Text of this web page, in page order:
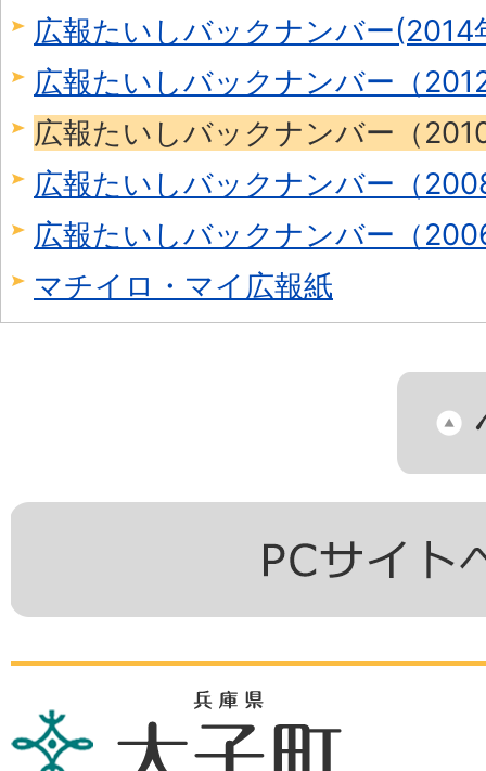
広報たいしバックナンバー(2014
広報たいしバックナンバー（
広報たいしバックナンバー（
広報たいしバックナンバー（
広報たいしバックナンバー（
マチイロ・マイ広報紙
兵
庫